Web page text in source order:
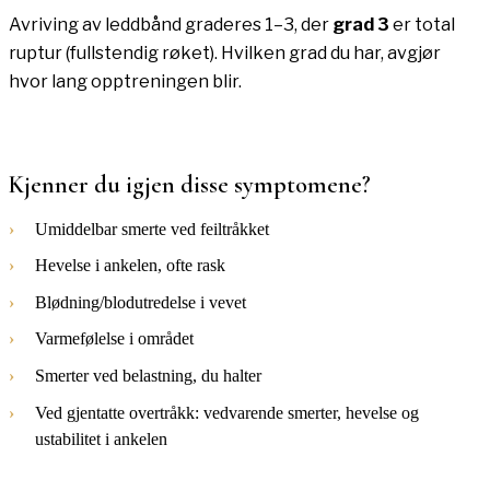
Avriving av leddbånd graderes 1–3, der grad 3 er total
ruptur (fullstendig røket). Hvilken grad du har, avgjør
hvor lang opptreningen blir.
Kjenner du igjen disse symptomene?
Umiddelbar smerte ved feiltråkket
Hevelse i ankelen, ofte rask
Blødning/blodutredelse i vevet
Varmefølelse i området
Smerter ved belastning, du halter
Ved gjentatte overtråkk: vedvarende smerter, hevelse og
ustabilitet i ankelen